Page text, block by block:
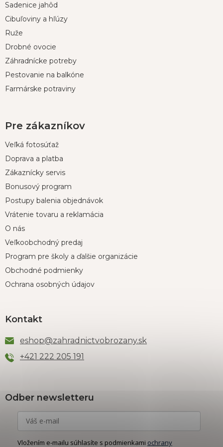
äSadenice jahôd
Cibuľoviny a hľúzy
Ruže
Drobné ovocie
Záhradnícke potreby
Pestovanie na balkóne
Farmárske potraviny
Pre zákazníkov
Veľká fotosúťaž
Doprava a platba
Zákaznícky servis
Bonusový program
Postupy balenia objednávok
Vrátenie tovaru a reklamácia
O nás
Veľkoobchodný predaj
Program pre školy a ďalšie organizácie
Obchodné podmienky
Ochrana osobných údajov
Kontakt
eshop@zahradnictvobrozany.sk
+421 222 205 191
Odber newsletteru
Vložením e-mailu súhlasíte s podmienkami ochrany